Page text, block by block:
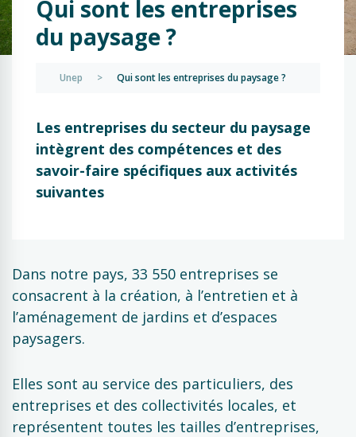
Qui sont les entreprises
du paysage ?
Unep > Qui sont les entreprises du paysage ?
Les entreprises du secteur du paysage
intègrent des compétences et des
savoir-faire spécifiques aux activités
suivantes
Dans notre pays, 33 550 entreprises se
consacrent à la création, à l’entretien et à
l’aménagement de jardins et d’espaces
paysagers.
Elles sont au service des particuliers, des
entreprises et des collectivités locales, et
représentent toutes les tailles d’entreprises,